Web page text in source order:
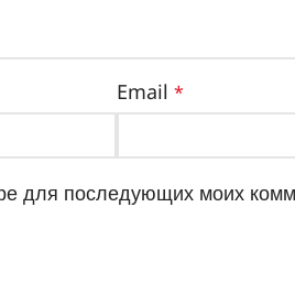
Email *
для последующих моих